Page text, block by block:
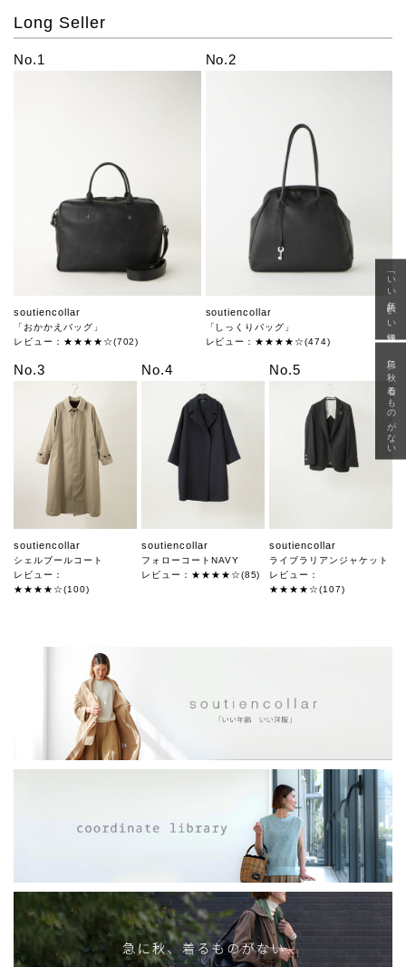
Long Seller
No.1
soutiencollar
「おかかえバッグ」
レビュー：★★★★☆(702)
No.2
soutiencollar
「しっくりバッグ」
レビュー：★★★★☆(474)
No.3
soutiencollar
シェルブールコート
レビュー：
★★★★☆(100)
No.4
soutiencollar
フォローコートNAVY
レビュー：★★★★☆(85)
No.5
soutiencollar
ライブラリアンジャケット
レビュー：
★★★★☆(107)
「いい年齢 いい洋服」
急に秋、着るものがない